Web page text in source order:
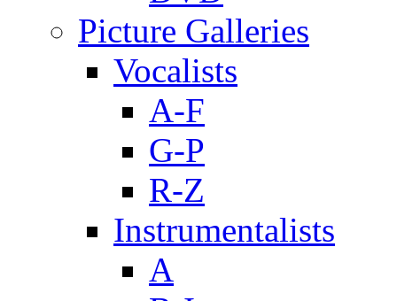
Picture Galleries
Vocalists
A-F
G-P
R-Z
Instrumentalists
A